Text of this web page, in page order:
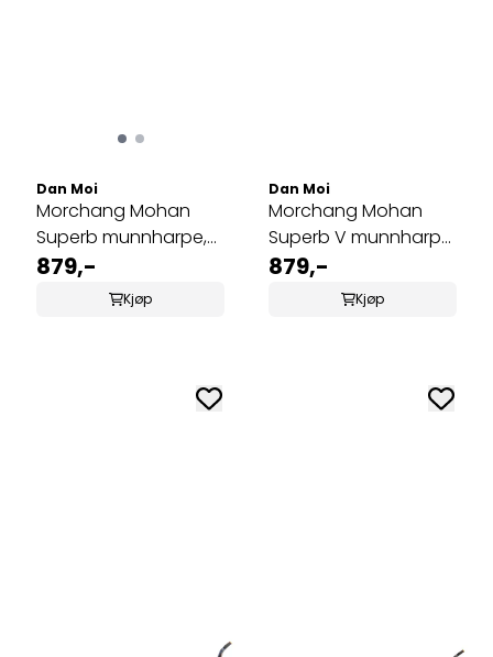
Dan Moi
Morchang Mohan
Superb munnharpe,
Asymmetrisk messing
879,-
Kjøp
Dan Moi
Morchang Mohan
Superb V munnharpe
messing MMI-44
879,-
Kjøp